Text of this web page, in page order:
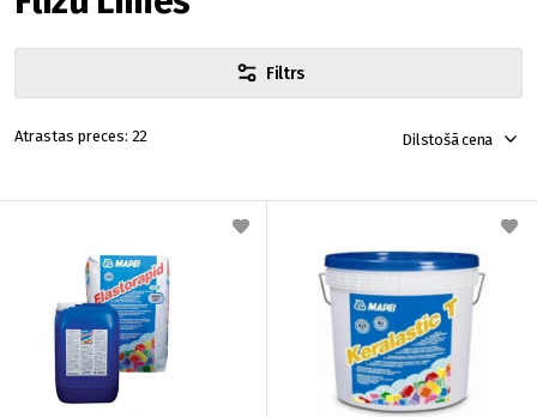
Filtrs
22 Dilstošā cena